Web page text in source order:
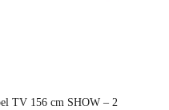
TV 156 cm SHOW – 2